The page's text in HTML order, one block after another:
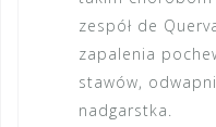
zespół de
zapalenia
stawów,
nadgarstka.